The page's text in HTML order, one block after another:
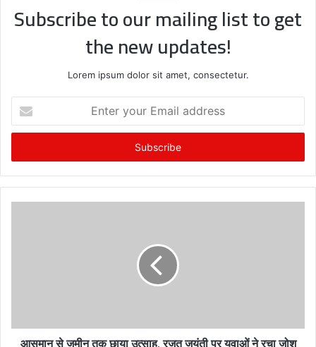
Subscribe to our mailing list to get
the new updates!
Lorem ipsum dolor sit amet, consectetur.
t
r
y